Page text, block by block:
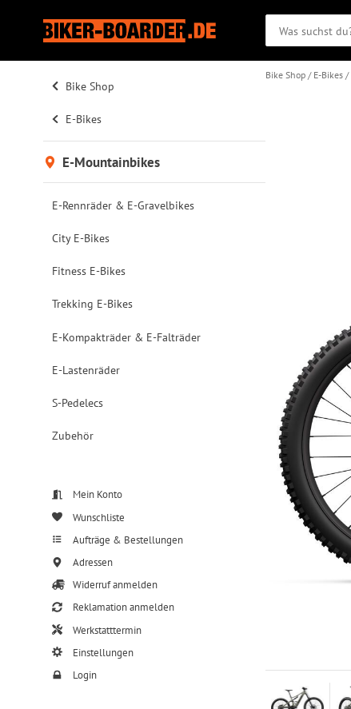
Bike Shop
E-Bikes
E-Mountainbikes
E-Rennräder & E-Gravelbikes
City E-Bikes
Fitness E-Bikes
Trekking E-Bikes
E-Kompakträder & E-Falträder
E-Lastenräder
S-Pedelecs
Zubehör
Mein Konto
Wunschliste
Aufträge & Bestellungen
Adressen
Widerruf anmelden
Reklamation anmelden
Werkstatttermin
Einstellungen
Login
Bike Shop E-Bikes